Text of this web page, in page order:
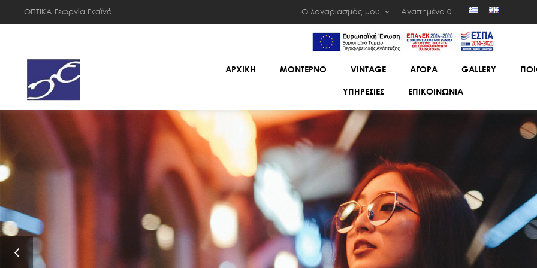
ΟΠΤΙΚΑ Γεωργία Γκαϊνά Ο λογαριασμός μου Αγαπημένα 0
ΑΡΧΙΚΗ ΜΟΝΤΕΡΝΟ VINTAGE ΑΓΟΡΑ GALLERY
ΥΠΗΡΕΣΙΕΣ ΕΠΙΚΟΙΝΩΝΙΑ